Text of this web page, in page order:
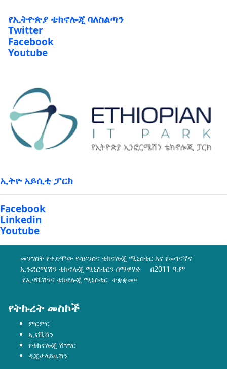
የኢትዮጵያ ቴክኖሎጂ ባለስልጣን
Twitter
Facebook
Youtube
ኢትዮ አይሲቲ ፓርክ
Facebook
Linkedin
Youtube
መንግስት የቀድሞው የሳይንስና ቴክኖሎጂ ሚኒስቴር እና የመገናኛና
ኢንፎርሜሽን ቴክኖሎጂ ሚኒስቴርን በማዋሃድ በ2011 ዓ.ም
የኢኖቬሽንና ቴክኖሎጂ ሚኒስቴር ተቋቋመ፡፡
የትኩረት መስኮች
ምርምር
ኢኖቬሽን
የቴክኖሎጂ ሽግግር
ዲጂታላይዜሽን